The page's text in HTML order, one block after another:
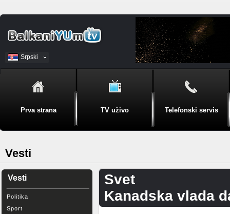
Srpski
BiH
Prva strana TV uživo Telefonski servis
Vesti
Vesti
Politika
Sport
Svet
Kanadska vlada